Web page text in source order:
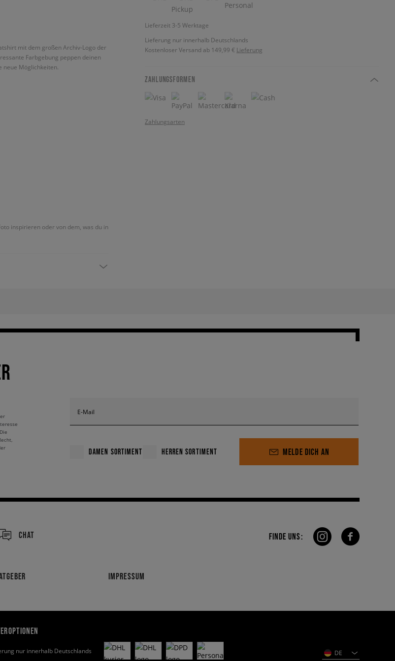
mit dem großen Archiv-Logo der
Farbgebung peppen deinen
neue Möglichkeiten.
inspirieren oder von dem, was du in
Lieferzeit 3-5 Werktage
Lieferung nur innerhalb Deutschlands
Kostenloser Versand ab 149,99 € Lieferung
ZAHLUNGSFORMEN
Zahlungsarten
E-Mail
DAMEN SORTIMENT HERREN SORTIMENT MELDE DICH AN
CHAT
IMPRESSUM
FINDE UNS:
nur innerhalb Deutschlands DE